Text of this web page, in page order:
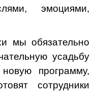
эмоциями,
мы обязательно
усадьбу
программу,
сотрудники